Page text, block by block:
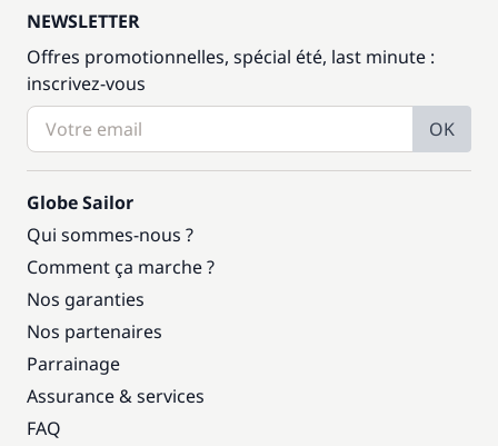
NEWSLETTER
Offres promotionnelles, spécial été, last minute :
inscrivez-vous
OK
Globe Sailor
Qui sommes-nous ?
Comment ça marche ?
Nos garanties
Nos partenaires
Parrainage
Assurance & services
FAQ